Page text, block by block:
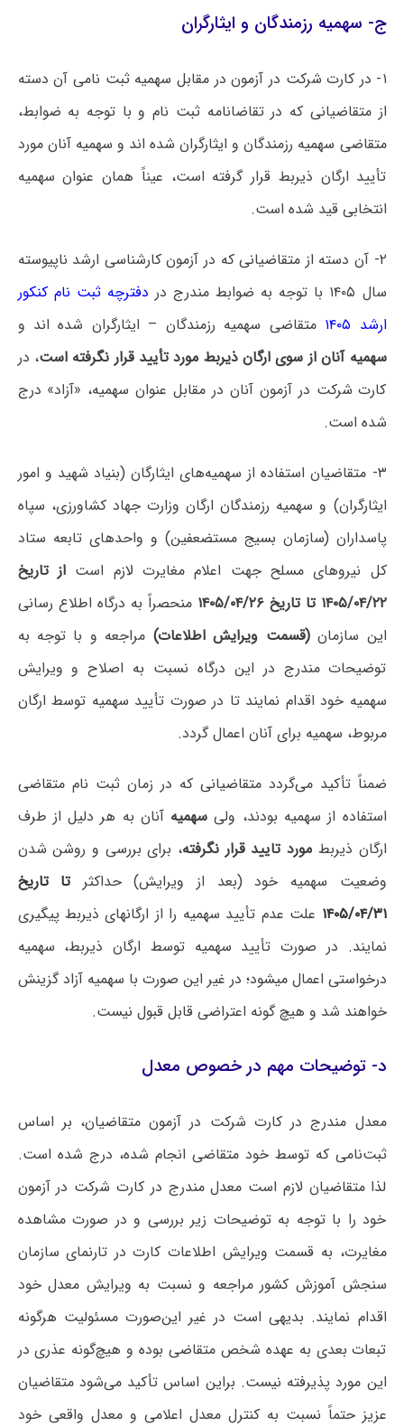
ج- سهمیه رزمندگان و ایثارگران
۱- در کارت شرکت در آزمون در مقابل سهمیه ثبت نامی آن دسته
از متقاضیانی که در تقاضانامه ثبت نام و با توجه به ضوابط،
متقاضی سهمیه رزمندگان و ایثارگران شده اند و سهمیه آنان مورد
تأیید ارگان ذیربط قرار گرفته است، عیناً همان عنوان سهمیه
انتخابی قید شده است.
۲- آن دسته از متقاضیانی که در آزمون کارشناسی ارشد ناپیوسته
سال ۱۴۰۵ با توجه به ضوابط مندرج در
دفترچه ثبت نام کنکور
ارشد ۱۴۰۵
متقاضی سهمیه رزمندگان – ایثارگران شده اند و
سهمیه آنان از سوی ارگان ذیربط مورد تأیید قرار نگرفته است، در
کارت شرکت در آزمون آنان در مقابل عنوان سهمیه، «آزاد» درج
شده است.
۳- متقاضیان استفاده از سهمیه‌های ایثارگان (بنیاد شهید و امور
ایثارگران) و سهمیه رزمندگان ارگان وزارت جهاد کشاورزی، سپاه
پاسداران (سازمان بسیج مستضعفین) و واحدهای تابعه ستاد
کل نیروهای مسلح جهت اعلام مغایرت لازم استاز تاریخ
۱۴۰۵/۰۴/۲۲ تا تاریخ ۱۴۰۵/۰۴/۲۶
منحصراً به درگاه اطلاع رسانی
این سازمان(قسمت ویرایش اطلاعات) مراجعه و با توجه به
توضیحات مندرج در این درگاه نسبت به اصلاح و ویرایش
سهمیه خود اقدام نمایند تا در صورت تأیید سهمیه توسط ارگان
مربوط، سهمیه برای آنان اعمال گردد.
ضمناً تأکید می‌گردد متقاضیانی که در زمان ثبت نام متقاضی
استفاده از سهمیه بودند، ولی سهمیه آنان به هر دلیل از طرف
ارگان ذیربط مورد تایید قرار نگرفته، برای بررسی و روشن شدن
وضعیت سهمیه خود (بعد از ویرایش) حداکثر تا تاریخ
۱۴۰۵/۰۴/۳۱ علت عدم تأیید سهمیه را از ارگانهای ذیربط پیگیری
نمایند. در صورت تأیید سهمیه توسط ارگان ذیربط، سهمیه
درخواستی اعمال میشود؛ در غیر این صورت با سهمیه آزاد گزینش
خواهند شد و هیچ گونه اعتراضی قابل قبول نیست.
د- توضیحات مهم در خصوص معدل
معدل مندرج در کارت شرکت در آزمون متقاضیان، بر اساس
ثبت‌نامی که توسط خود متقاضی انجام شده، درج شده است.
لذا متقاضیان لازم است معدل مندرج در کارت شرکت در آزمون
خود را با توجه به توضیحات زیر بررسی و در صورت مشاهده
مغایرت، به قسمت ویرایش اطلاعات کارت در تارنمای سازمان
سنجش آموزش کشور مراجعه و نسبت به ویرایش معدل خود
اقدام نمایند. بدیهی است در غیر این‌صورت مسئولیت هرگونه
تبعات بعدی به عهده شخص متقاضی بوده و هیچ‌گونه عذری در
این مورد پذیرفته نیست. براین اساس تأکید می‌شود متقاضیان
عزیز حتماً نسبت به کنترل معدل اعلامی و معدل واقعی خود